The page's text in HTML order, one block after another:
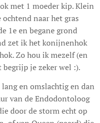
met 1 moeder kip. Klein
naar het gras
1e en begane grond
zet ik het konijnenhok
Zo hou ik mezelf (en
begrijp je zeker wel :).
en omslachtig en dan
van de Endodontoloog
door de storm echt op